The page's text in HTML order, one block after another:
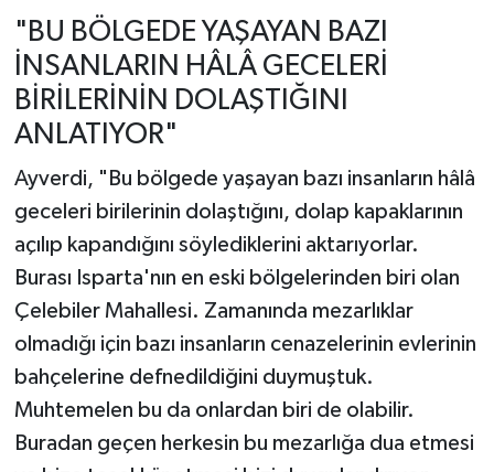
"BU BÖLGEDE YAŞAYAN BAZI
İNSANLARIN HÂLÂ GECELERİ
BİRİLERİNİN DOLAŞTIĞINI
ANLATIYOR"
Ayverdi, "Bu bölgede yaşayan bazı insanların hâlâ
geceleri birilerinin dolaştığını, dolap kapaklarının
açılıp kapandığını söylediklerini aktarıyorlar.
Burası Isparta'nın en eski bölgelerinden biri olan
Çelebiler Mahallesi. Zamanında mezarlıklar
olmadığı için bazı insanların cenazelerinin evlerinin
bahçelerine defnedildiğini duymuştuk.
Muhtemelen bu da onlardan biri de olabilir.
Buradan geçen herkesin bu mezarlığa dua etmesi